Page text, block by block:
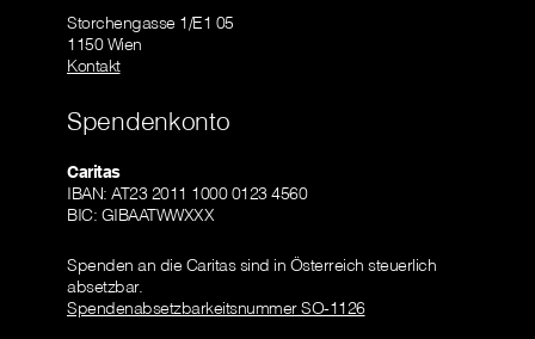
Storchengasse 1/E1 05
1150 Wien
Kontakt
Spendenkonto
Caritas
IBAN: AT23 2011 1000 0123 4560
BIC: GIBAATWWXXX
Spenden an die Caritas sind in Österreich steuerlich
absetzbar.
Spendenabsetzbarkeitsnummer SO-1126